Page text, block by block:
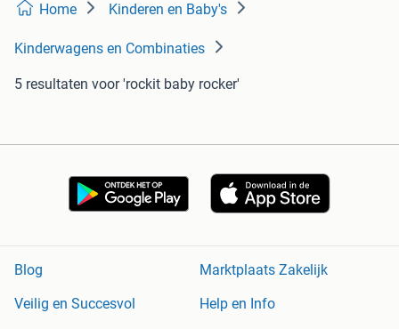
Home Kinderen en Baby's
Kinderwagens en Combinaties
5 resultaten voor 'rockit baby rocker'
Blog
Marktplaats Zakelijk
Veilig en Succesvol
Help en Info